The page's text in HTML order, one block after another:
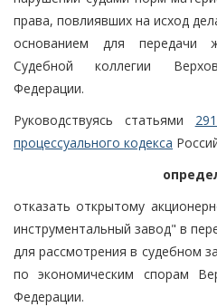
права, повлиявших на исход
основанием для передачи
Судебной коллегии
Федерации.
Руководствуясь статьями
процессуального кодекса
отказать открытому
инструментальный завод" в
для рассмотрения в судебном
по экономическим спорам
Федерации.